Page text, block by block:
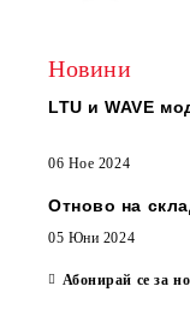
Новини
LTU и WAVE
06 Ное 2024
Отново на
05 Юни 2024
Абонирай се за